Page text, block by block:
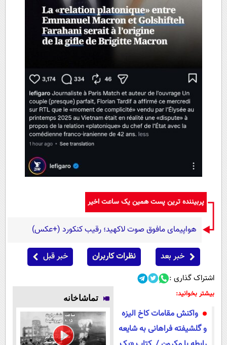
پربیننده ترین پست همین یک ساعت اخیر
هواپیمای مافوق صوت لاکهید؛ رقیب کنکورد (+عکس)
خبر بعد نظرات کاربران خبر قبل
اشتراک گذاری :
بیشتر بخوانید:
واکنش مقامات کاخ الیزه
و گلشیفته فراهانی به شایعه
تماشاخانه